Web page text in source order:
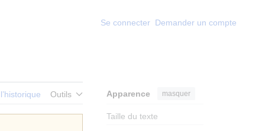
Se connecter Demander un compte
Outils Apparence masquer
Taille du texte